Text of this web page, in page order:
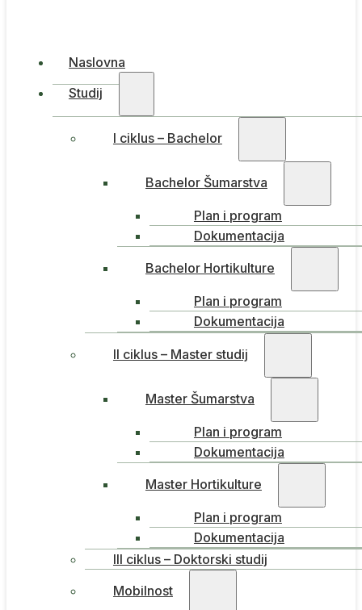
Naslovna
Studij
I ciklus – Bachelor
Bachelor Šumarstva
Plan i program
Dokumentacija
Bachelor Hortikulture
Plan i program
Dokumentacija
II ciklus – Master studij
Master Šumarstva
Plan i program
Dokumentacija
Master Hortikulture
Plan i program
Dokumentacija
III ciklus – Doktorski studij
Mobilnost